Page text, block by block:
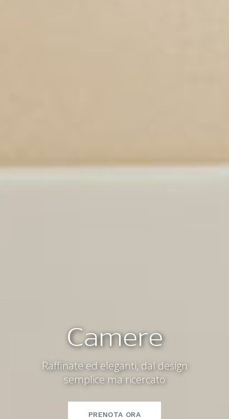
Camere
PRENOTA ORA
Raffinate ed eleganti, dal design
semplice ma ricercato